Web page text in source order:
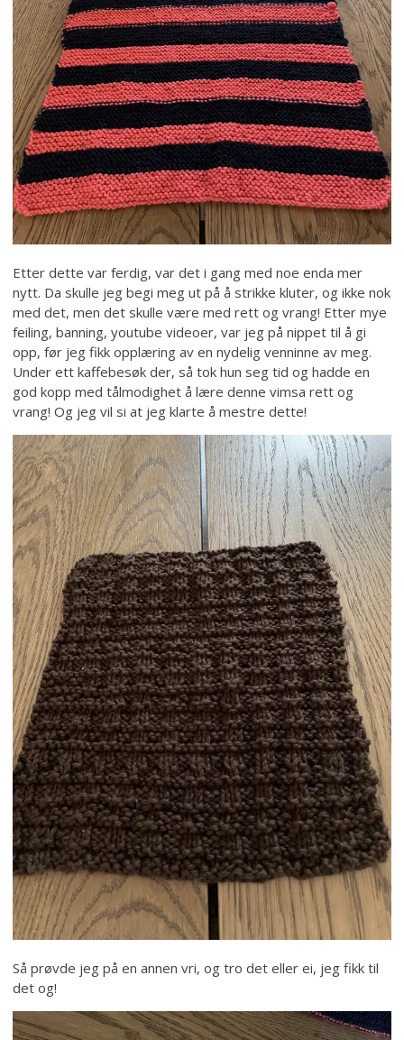
Etter dette var ferdig, var det i gang med noe enda mer
nytt. Da skulle jeg begi meg ut på å strikke kluter, og ikke nok
med det, men det skulle være med rett og vrang! Etter mye
feiling, banning, youtube videoer, var jeg på nippet til å gi
opp, før jeg fikk opplæring av en nydelig venninne av meg.
Under ett kaffebesøk der, så tok hun seg tid og hadde en
god kopp med tålmodighet å lære denne vimsa rett og
vrang! Og jeg vil si at jeg klarte å mestre dette!
Så prøvde jeg på en annen vri, og tro det eller ei, jeg fikk til
det og!